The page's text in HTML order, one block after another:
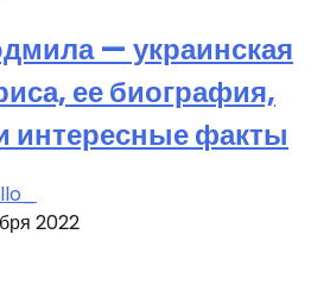
— украинская
ее биография,
интересные факты
2022